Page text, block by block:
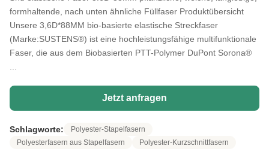
formhaltende, nach unten ähnliche Füllfaser Produktübersicht
Unsere 3,6D*88MM bio-basierte elastische Streckfaser
(Marke:SUSTENS®) ist eine hochleistungsfähige multifunktionale
Faser, die aus dem Biobasierten PTT-Polymer DuPont Sorona®
Jetzt anfragen
Schlagworte:
Polyester-Stapelfasern
Polyesterfasern aus Stapelfasern
Polyester-Kurzschnittfasern